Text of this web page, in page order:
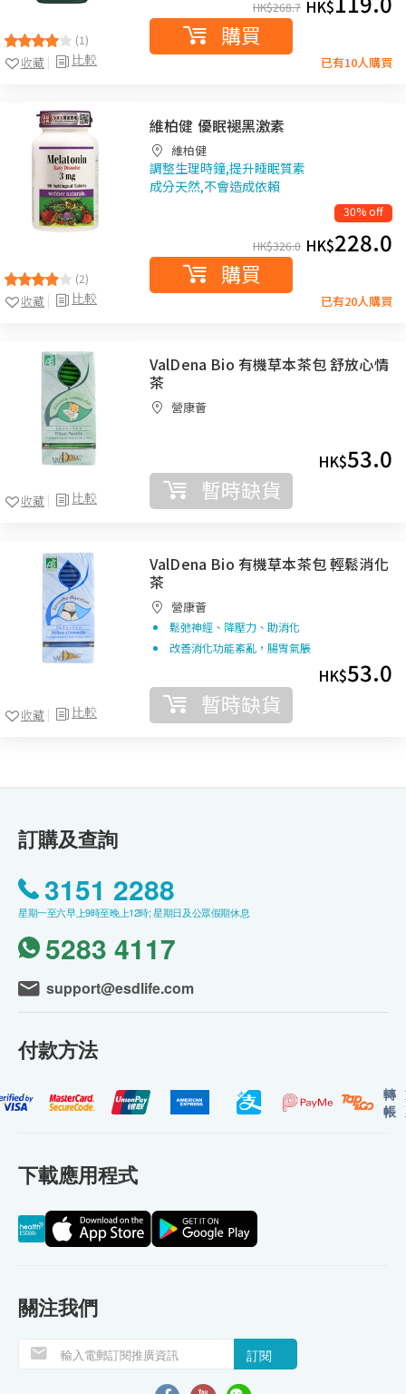
(1)
比較
收藏
HK$268.7 HK$
購買
已有10人購買
(2)
比較
收藏
維柏健 優眠褪黑激素
維柏健
調整生理時鐘,提升睡眠質素
成分天然,不會造成依賴
30% off
HK$326.0 HK$228.0
購買
已有20人購買
比較
收藏
ValDena Bio 有機草本茶包 舒放心情
茶
營康薈
HK$53.0
暫時缺貨
比較
收藏
ValDena Bio 有機草本茶包 輕鬆消化
茶
營康薈
鬆弛神經、降壓力、助消化
改善消化功能紊亂，腸胃氣脹
HK$53.0
暫時缺貨
訂購及查詢
3151 2288
星期一至六早上9時至晚上12時; 星期日及公眾假期休息
5283 4117
support@esdlife.com
付款方法
轉
帳
下載應用程式
關注我們
訂閱